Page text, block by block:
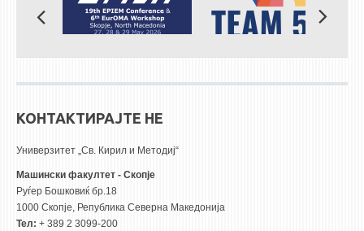
КОНТАКТИРАЈТЕ НЕ
Универзитет „Св. Кирил и Методиј“
Машински факултет - Скопје
Руѓер Бошковиќ бр.18
1000 Скопје, Република Северна Македонија
Тел: + 389 2 3099-200